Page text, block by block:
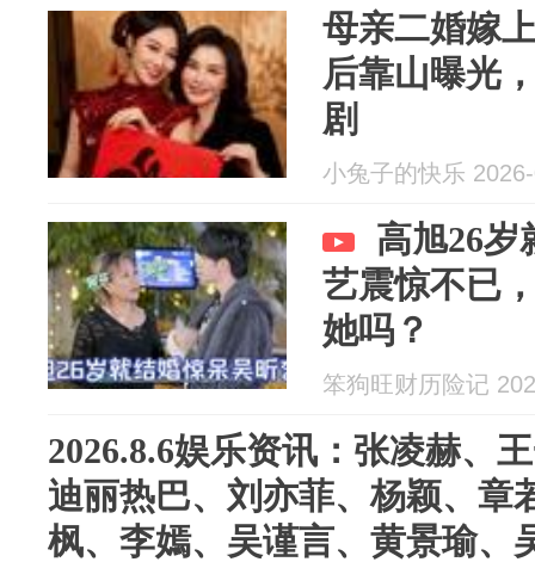
母亲二婚嫁
后靠山曝光
剧
小兔子的快乐
高旭26岁
艺震惊不已
她吗？
笨狗旺财历险记
2026.8.6娱乐资讯：张凌赫、
迪丽热巴、刘亦菲、杨颖、章
枫、李嫣、吴谨言、黄景瑜、